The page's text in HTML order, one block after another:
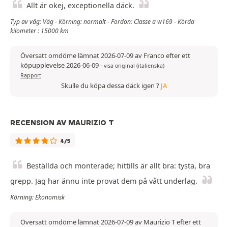
Allt är okej, exceptionella däck.
Typ av väg: Väg - Körning: normalt - Fordon: Classe a w169 - Körda
kilometer : 15000 km
Översatt omdöme lämnat 2026-07-09 av Franco efter ett
köpupplevelse 2026-06-09- visa original (italienska)
Rapport
Skulle du köpa dessa däck igen ? JA
RECENSION AV MAURIZIO T
4/5
Beställda och monterade; hittills är allt bra: tysta, bra
grepp. Jag har ännu inte provat dem på vått underlag.
Körning: Ekonomisk
Översatt omdöme lämnat 2026-07-09 av Maurizio T efter ett